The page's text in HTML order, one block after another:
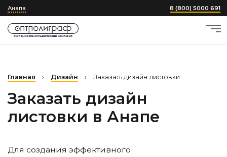
Анапа 8 (800) 5000 691
Главная › Дизайн › Заказать дизайн листовки
Заказать дизайн
листовки в Анапе
Для создания эффективного